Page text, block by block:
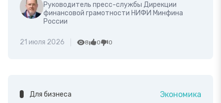
Руководитель пресс-службы Дирекции
финансовой грамотности НИФИ Минфина
России
21 июля 2026 8 0 0
Для бизнеса Экономика